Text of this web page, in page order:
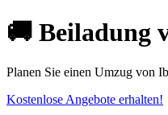
🚚 Beiladung
Planen Sie einen Umzug von
Kostenlose Angebote erhalten!